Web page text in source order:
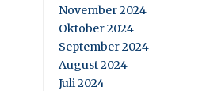
November 2024
Oktober 2024
September 2024
August 2024
Juli 2024